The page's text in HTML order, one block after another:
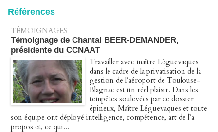
07/04/2026 -Christophe LEGUEVAQUES
Références
TÉMOIGNAGES
Témoignage de Chantal BEER-DEMANDER,
présidente du CCNAAT
Travailler avec maître Léguevaques
dans le cadre de la privatisation de la
gestion de l‘aéroport de Toulouse-
Blagnac est un réel plaisir. Dans les
tempêtes soulevées par ce dossier
épineux, Maître Léguevaques et toute
son équipe ont déployé intelligence, compétence, art de l’a
propos et, ce qui...